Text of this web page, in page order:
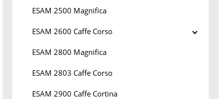
ESAM 2500 Magnifica
ESAM 2600 Caffe Corso
ESAM 2800 Magnifica
ESAM 2803 Caffe Corso
ESAM 2900 Caffe Cortina